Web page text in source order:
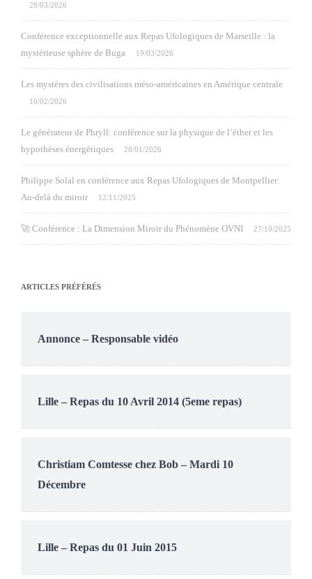
28/03/2026
Conférence exceptionnelle aux Repas Ufologiques de Marseille : la
mystérieuse sphère de Buga
19/03/2026
Les mystères des civilisations méso-américaines en Amérique centrale
10/02/2026
Le générateur de Phryll: conférence sur la physique de l’éther et les
hypothèses énergétiques
28/01/2026
Philippe Solal en conférence aux Repas Ufologiques de Montpellier:
Au-delà du miroir
12/11/2025
🚀 Conférence : La Dimension Miroir du Phénomène OVNI 27/10/2025
ARTICLES PRÉFÉRÉS
Annonce – Responsable vidéo
Lille – Repas du 10 Avril 2014 (5eme repas)
Christiam Comtesse chez Bob – Mardi 10
Décembre
Lille – Repas du 01 Juin 2015